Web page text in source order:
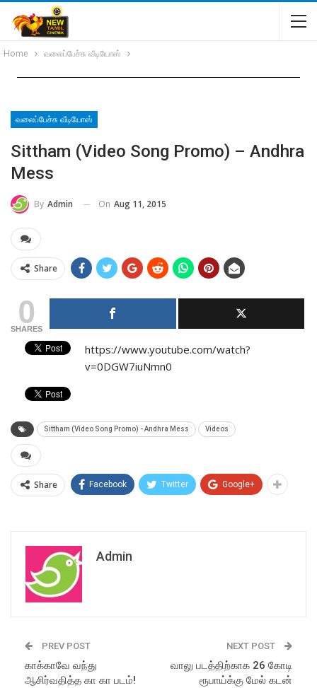
Home வலைப்பேச்சு வீடியோஸ்
வலைப்பேச்சு வீடியோஸ்
Sittham (Video Song Promo) – Andhra
Mess
By Admin On Aug 11, 2015
Share
0
SHARES
https://www.youtube.com/watch?
v=0DGW7iuNmn0
Sittham (Video Song Promo) - Andhra Mess Videos
Share Facebook Twitter Google+
Admin
PREV POST
காக்காவே வந்து
ஆசிர்வதித்த கா கா படம்!
NEXT POST
வாலு படத்திற்காக 26 கோடி
ரூபாய்க்கு மேல் கடன்